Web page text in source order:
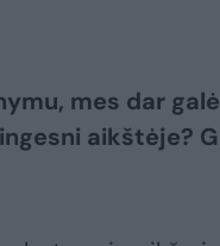
mes dar
aikštėje?